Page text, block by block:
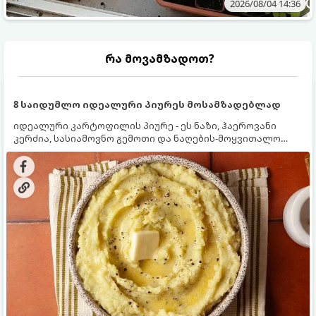
2026/08/04 14:36
რა მოვამზადოთ?
8 საიდუმლო იდეალური პიურეს მოსამზადებლად
იდეალური კარტოფილის პიურე - ეს ნაზი, ჰაეროვანი
კერძია, სასიამოვნო გემოთი და ნაღების-მოყვითალო
ფერით. მისი მომზადება ძალიან მარტივია, მაგრამ
არსებობს რამდენიმე საიდუმლო, რომლებიც უნდა
იცოდეთ, რომ პიურე იდეალურად გემრიელი გამოვიდეს.